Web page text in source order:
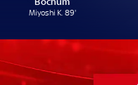
Miyoshi K. 89'